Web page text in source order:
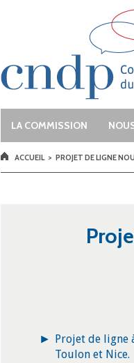
LA COMMISSION
VOUS ÊTES ICI
ACCUEIL > PROJET DE LIGNE
Projet de ligne
Toulon et Nice.